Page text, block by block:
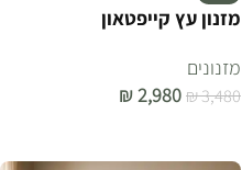
מזנון עץ קייפטאון
מזנונים
₪3,480
₪2,980